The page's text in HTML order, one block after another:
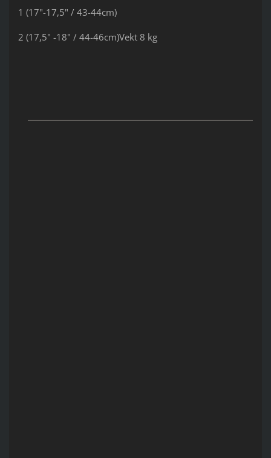
1 (17"-17,5" / 43-44cm)
2 (17,5" -18" / 44-46cm)Vekt 8 kg